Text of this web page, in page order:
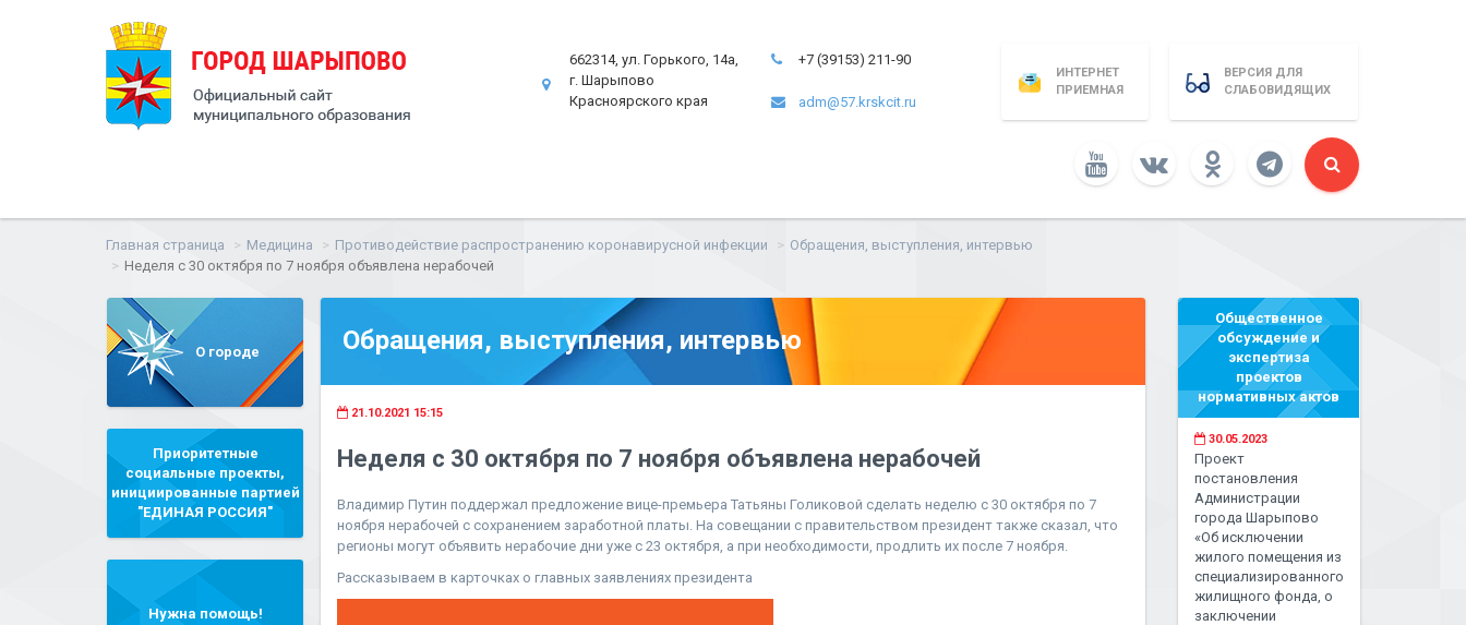
662314, ул. Горького, 14а,
г. Шарыпово
Красноярского края
+7 (39153) 211-90
adm@57.krskcit.ru
ИНТЕРНЕТ
ПРИЕМНАЯ
ВЕРСИЯ ДЛЯ
СЛАБОВИДЯЩИХ
Главная страница Медицина Противодействие распространению коронавирусной инфекции
Обращения, выступления, интервью
Неделя с 30 октября по 7 ноября объявлена нерабочей
О городе
Приоритетные
социальные проекты,
инициированные партией
"ЕДИНАЯ РОССИЯ"
Нужна помощь!
Обращения, выступления, интервью
21.10.2021 15:15
Неделя с 30 октября по 7 ноября объявлена нерабочей
Владимир Путин поддержал предложение вице-премьера Татьяны Голиковой сделать неделю с 30 октября по 7
ноября нерабочей с сохранением заработной платы. На совещании с правительством президент также сказал, что
регионы могут объявить нерабочие дни уже с 23 октября, а при необходимости, продлить их после 7 ноября.
⁣Рассказываем в карточках о главных заявлениях президента
Общественное
обсуждение и
экспертиза
проектов
нормативных актов
30.05.2023
Проект
постановления
Администрации
города Шарыпово
«Об исключении
жилого помещения из
специализированного
жилищного фонда, о
заключении